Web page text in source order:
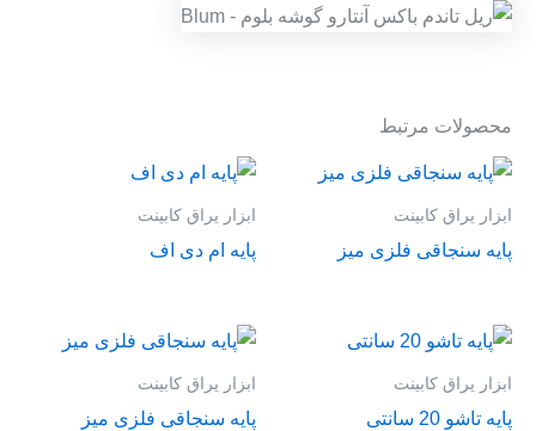
محصولات مرتبط
ابزار یراق کابینت
پایه سنجاقی فلزی میز
ابزار یراق کابینت
پایه ام دی اف
ابزار یراق کابینت
پایه تاشو 20 سانتی
ابزار یراق کابینت
پایه سنجاقی فلزی میز